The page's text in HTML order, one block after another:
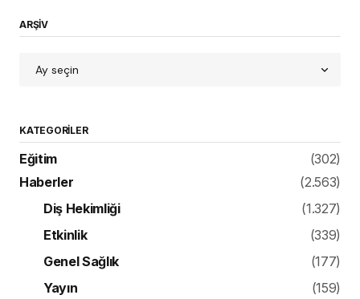
ARŞİV
KATEGORILER
Eğitim
(302)
Haberler
(2.563)
Diş Hekimliği
(1.327)
Etkinlik
(339)
Genel Sağlık
(177)
Yayın
(159)